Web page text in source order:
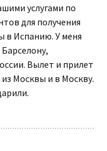
услугами по
для получения
в Испанию. У меня
Вылет и прилет
Москвы и в Москву.